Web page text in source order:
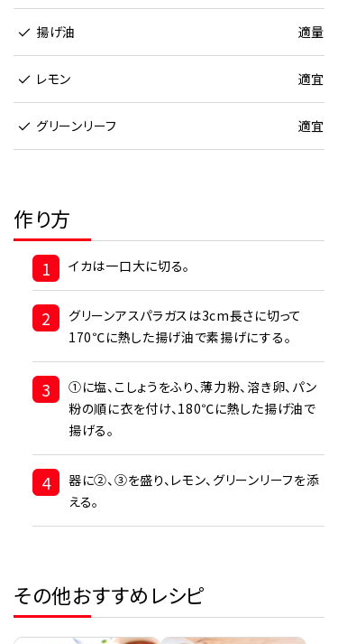
揚げ油 適量
レモン 適宜
グリーンリーフ 適宜
作り方
1 イカは一口大に切る。
2
グリーンアスパラガスは3cm長さに切って
170℃に熱した揚げ油で素揚げにする。
3
①に塩、こしょうをふり、薄力粉、溶き卵、パン
粉の順に衣を付け、180℃に熱した揚げ油で
揚げる。
4
器に②、③を盛り、レモン、グリーンリーフを添
える。
その他おすすめレシピ